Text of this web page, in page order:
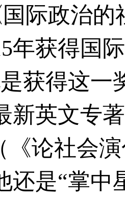
际政治
年获得国
获得这一
英文专著
《论社会
还是“掌